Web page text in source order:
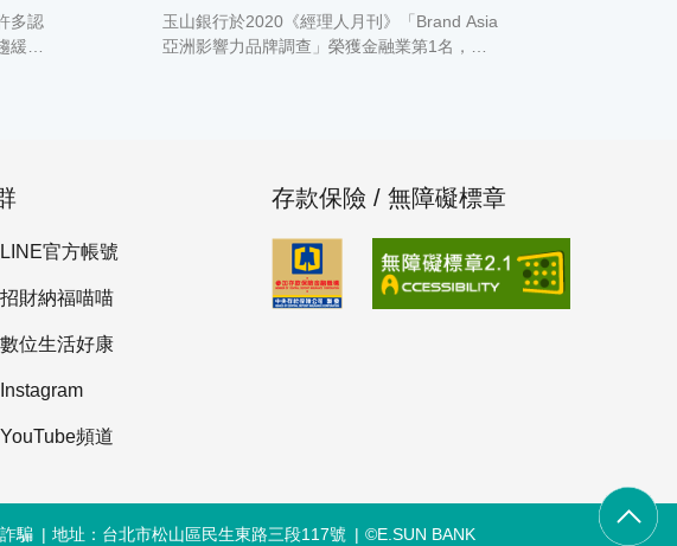
多認
緩，
樂
鍾琴
幾年
主發
心
都可
欣
席活
金融布局及發展深受肯定
玉山銀行於2020《經理人月刊》「Brand Asia
亞洲影響力品牌調查」榮獲金融業第1名，排
佔比均超逾6成以上，其中線上辦理外幣定存
驗，於今年(2020)上半年首創58秒內可以撥款
的「e速貸」，並獨家推出透過大數據協助顧
客減法投資的「基金e指選」，持續推出創新
官方帳號
財納福喵喵
位生活好康
頻道
存款保險 / 無障礙標章
騙 地址：台北市松山區民生東路三段117號 ©E.SUN BANK